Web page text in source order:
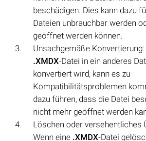
beschädigen. Dies kann dazu
Dateien unbrauchbar werden
geöffnet werden können.
Unsachgemäße Konvertierung:
.XMDX-Datei in ein anderes
konvertiert wird, kann es zu
Kompatibilitätsproblemen
dazu führen, dass die Datei
nicht mehr geöffnet werden
Löschen oder versehentliches
Wenn eine .XMDX-Datei